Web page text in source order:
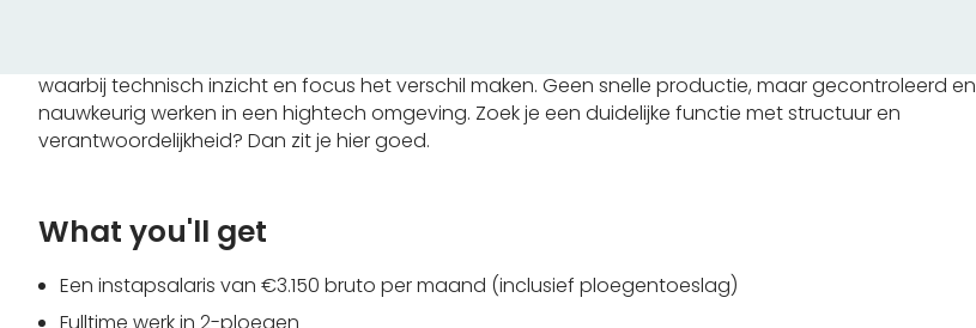
waarbij technisch inzicht en focus het verschil maken. Geen snelle productie, maar gecontroleerd en
nauwkeurig werken in een hightech omgeving. Zoek je een duidelijke functie met structuur en
verantwoordelijkheid? Dan zit je hier goed.
What you'll get
Een instapsalaris van €3.150 bruto per maand (inclusief ploegentoeslag)